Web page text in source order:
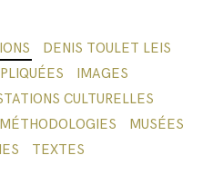
DENIS TOULET LEIS
IMAGES
CULTURELLES
MÉTHODOLOGIES
MUSÉES
TEXTES